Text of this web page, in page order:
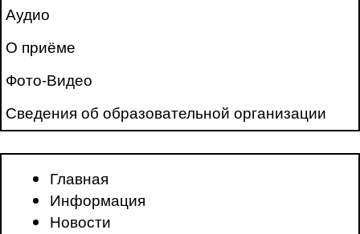
Аудио
О приёме
Фото-Видео
Сведения об образовательной организации
Главная
Информация
Новости